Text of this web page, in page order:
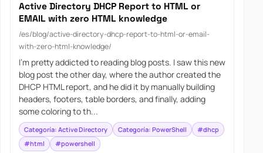
Active Directory DHCP Report to HTML or
EMAIL with zero HTML knowledge
/es/blog/active-directory-dhcp-report-to-html-or-email-
with-zero-html-knowledge/
I’m pretty addicted to reading blog posts. I saw this new
blog post the other day, where the author created the
DHCP HTML report, and he did it by manually building
headers, footers, table borders, and finally, adding
some coloring to th...
Categoría: Active Directory Categoría: PowerShell
#dhcp
#html
#powershell